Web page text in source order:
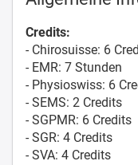
Credits:
- Chirosuisse: 6
- EMR: 7 Stunden
- Physioswiss: 6
- SEMS: 2 Credits
- SGPMR: 6 Credits
- SGR: 4 Credits
- SVA: 4 Credits